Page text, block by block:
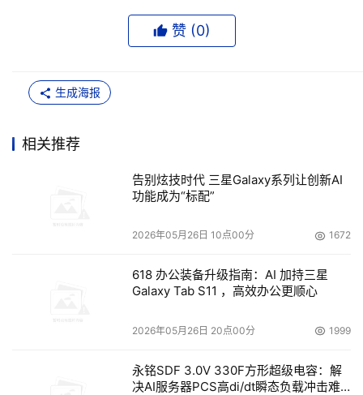
内达到高达1Gb的存储容量。
LV18/LV30）现已开始提供样品，预计将于明年2月开始批
量生产。具体价格将根据不同的闪存和RAM的组合而定。
CSP的更多信息，请访问www.intel.com/go/wms。
英特尔信息技术峰会是硬件和软件开发商的技术行业盛
讨论为电脑、服务器、通信设备和掌上电脑提供领先技术和
产品。今年秋季英特尔信息技术峰会还将于10月30－31日
在深圳举行。如欲了解IDF和英特尔技术的更多相关信息，
英特尔是全球最大的芯片制造商，同时也是计算机、网
赞 (0)
生成海报
相关推荐
告别炫技时代 三星Galaxy系列让创新AI
功能成为“标配”
2026年05月26日 10点00分 1672
618 办公装备升级指南：AI 加持三星
Galaxy Tab S11 ，高效办公更顺心
2026年05月26日 20点00分 1999
永铭SDF 3.0V 330F方形超级电容：解
决AI服务器PCS高di/dt瞬态负载冲击难